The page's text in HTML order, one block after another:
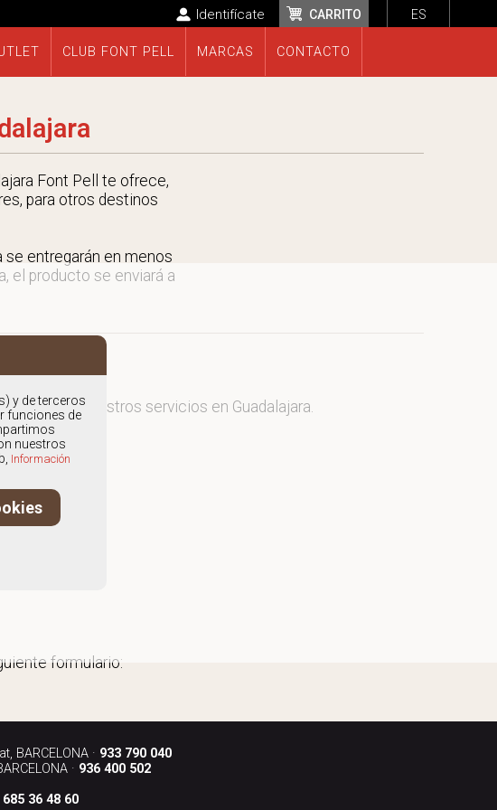
ES
CARRITO
Identifícate
CLUB FONT PELL MARCAS CONTACTO
Font Pell te ofrece,
para otros destinos
se entregarán en menos
el producto se enviará a
ofrecemos nuestros servicios en Guadalajara.
formulario:
BARCELONA · 933 790 040
· 936 400 502
685 36 48 60
y de terceros
funciones de
nuestros
Información